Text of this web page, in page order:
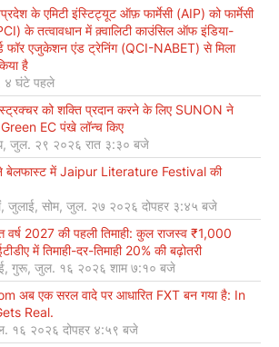
के एमिटी इंस्टिट्यूट ऑफ़ फार्मेसी (AIP) को फार्मेसी
के तत्वावधान में क़्वालिटी काउंसिल ऑफ इंडिया-
फॉर एजुकेशन एंड ट्रेनिंग (QCI-NABET) से मिला
है
४ घंटे पहले
को शक्ति प्रदान करने के लिए SUNON ने
EC पंखे लॉन्च किए
जुल. २९ २०२६ रात ३:३० बजे
में Jaipur Literature Festival की
जुलाई, सोम, जुल. २७ २०२६ दोपहर ३:४५ बजे
2027 की पहली तिमाही: कुल राजस्व ₹1,000
में तिमाही-दर-तिमाही 20% की बढ़ोतरी
गुरू, जुल. १६ २०२६ शाम ७:१० बजे
अब एक सरल वादे पर आधारित FXT बन गया है: In
Real.
१६ २०२६ दोपहर ४:५९ बजे